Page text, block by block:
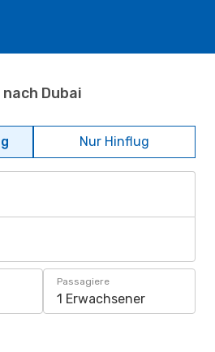
Dubai
Nur Hinflug
Passagiere
1 Erwachsener